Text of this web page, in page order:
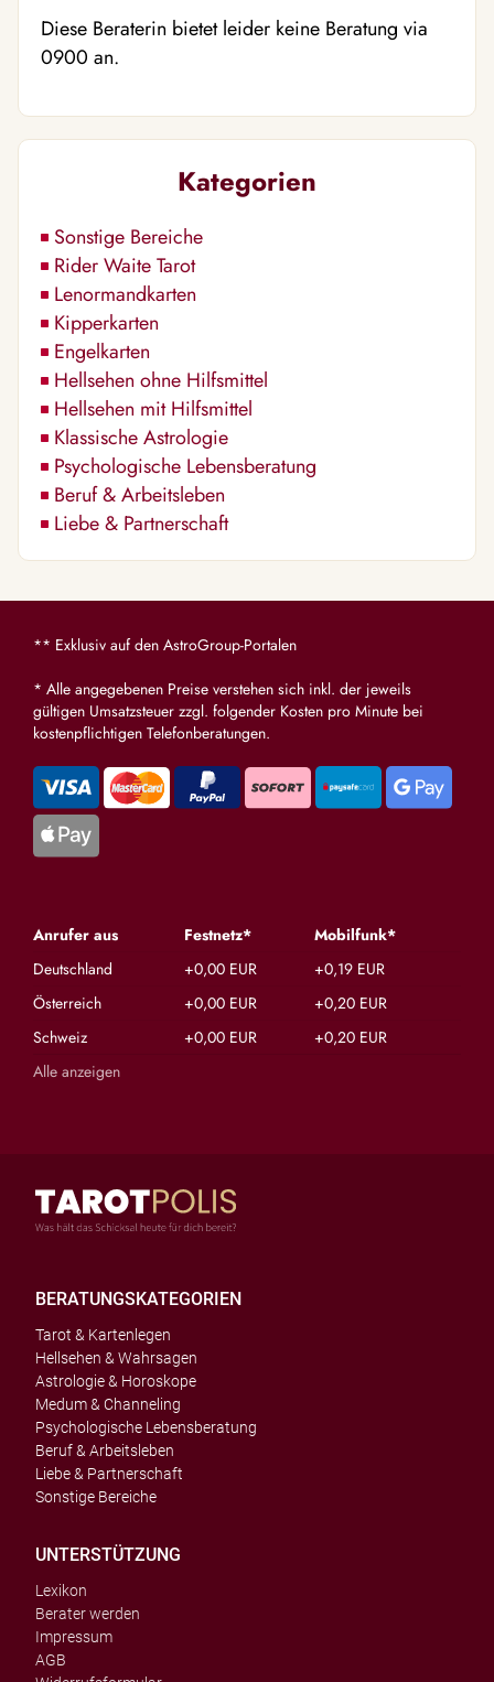
Diese Beraterin bietet leider keine Beratung via
0900 an.
Kategorien
Sonstige Bereiche
Rider Waite Tarot
Lenormandkarten
Kipperkarten
Engelkarten
Hellsehen ohne Hilfsmittel
Hellsehen mit Hilfsmittel
Klassische Astrologie
Psychologische Lebensberatung
Beruf & Arbeitsleben
Liebe & Partnerschaft
** Exklusiv auf den AstroGroup-Portalen
* Alle angegebenen Preise verstehen sich inkl. der jeweils
gültigen Umsatzsteuer zzgl. folgender Kosten pro Minute bei
kostenpflichtigen Telefonberatungen.
Anrufer aus Festnetz*
Mobilfunk*
Deutschland
+0,00 EUR
+0,19 EUR
Österreich
+0,00 EUR
+0,20 EUR
Schweiz
+0,00 EUR
+0,20 EUR
Alle anzeigen
BERATUNGSKATEGORIEN
Tarot & Kartenlegen
Hellsehen & Wahrsagen
Astrologie & Horoskope
Medum & Channeling
Psychologische Lebensberatung
Beruf & Arbeitsleben
Liebe & Partnerschaft
Sonstige Bereiche
UNTERSTÜTZUNG
Lexikon
Berater werden
Impressum
AGB